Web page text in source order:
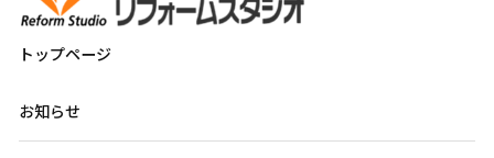
トップページ
お知らせ